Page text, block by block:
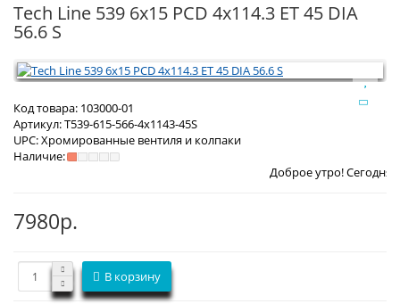
Tech Line 539 6x15 PCD 4x114.3 ET 45 DIA
56.6 S
Код товара: 103000-01
Артикул:T539-615-566-4x1143-45S
UPC:Хромированные вентиля и колпаки
Наличие:
Доброе утро! СегодняПятница 7
7980р.
В корзину